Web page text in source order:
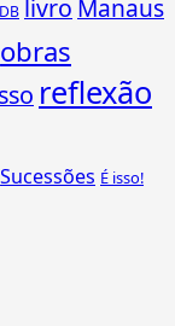
livro Manaus
obras
reflexão
Sucessões É isso!